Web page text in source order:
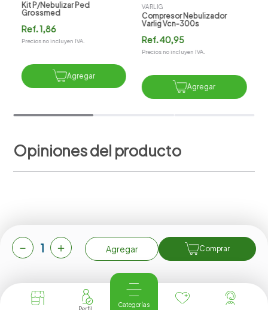
Categorías
Kit P/nebulizar Ped
Grossmed
Ref.1,86
Precios no incluyen IVA.
Agregar
VARLIG
Compresor Nebulizador
Varlig Vcn-300s
Ref.40,95
Precios no incluyen IVA.
Agregar
Opiniones del producto
Cargando el resumen…
Más reciente Todos
＋
－ Agregar Comprar